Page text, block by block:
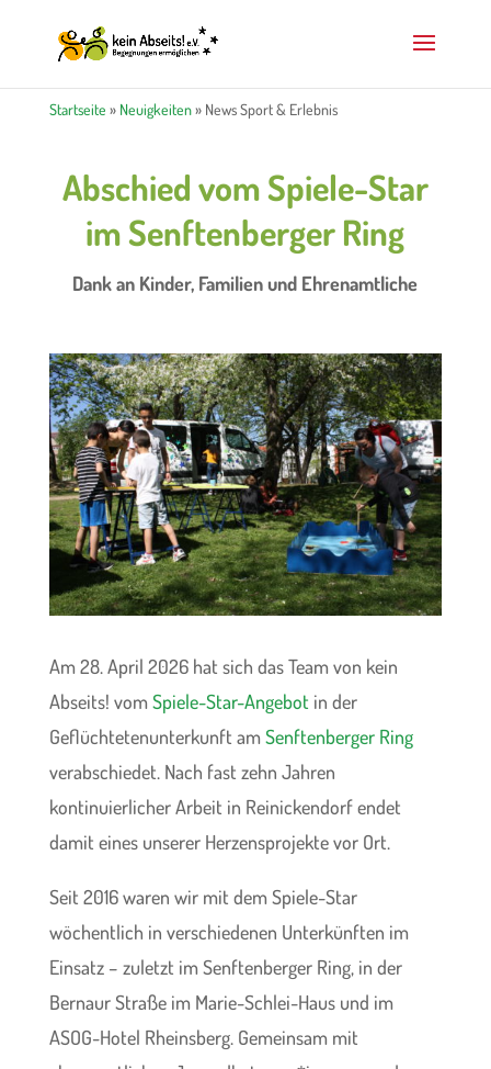
Startseite » Neuigkeiten»News Sport & Erlebnis
Abschied vom Spiele-Star
im Senftenberger Ring
Dank an Kinder, Familien und Ehrenamtliche
Am 28. April 2026 hat sich das Team von kein
Abseits! vomSpiele-Star-Angebot in der
Geflüchtetenunterkunft amSenftenberger Ring
verabschiedet. Nach fast zehn Jahren
kontinuierlicher Arbeit in Reinickendorf endet
damit eines unserer Herzensprojekte vor Ort.
Seit 2016 waren wir mit dem Spiele-Star
wöchentlich in verschiedenen Unterkünften im
Einsatz – zuletzt im Senftenberger Ring, in der
Bernaur Straße im Marie-Schlei-Haus und im
ASOG-Hotel Rheinsberg. Gemeinsam mit